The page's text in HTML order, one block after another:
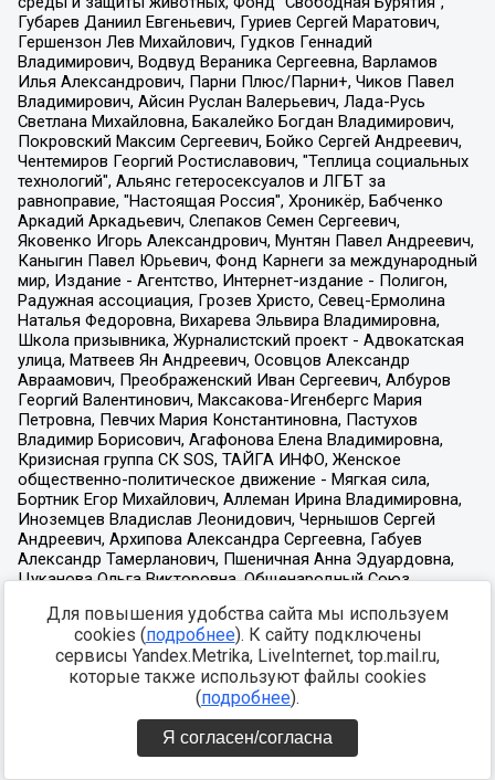
Для повышения удобства сайта мы используем
cookies (подробнее). К сайту подключены
сервисы Yandex.Metrika, LiveInternet, top.mail.ru,
которые также используют файлы cookies
(подробнее).
Я согласен/согласна